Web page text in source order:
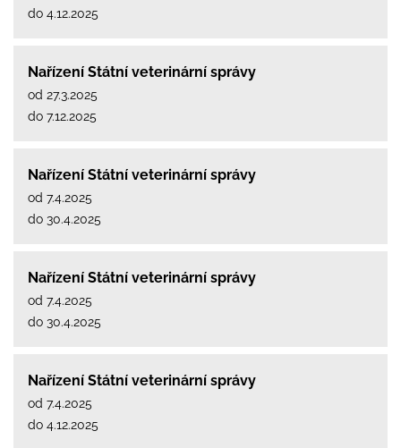
do 4.12.2025
Nařízení Státní veterinární správy
od 27.3.2025
do 7.12.2025
Nařízení Státní veterinární správy
od 7.4.2025
do 30.4.2025
Nařízení Státní veterinární správy
od 7.4.2025
do 30.4.2025
Nařízení Státní veterinární správy
od 7.4.2025
do 4.12.2025